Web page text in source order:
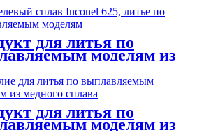
для литья по
моделям из
Inconel 625 на основе
для литья по
моделям из